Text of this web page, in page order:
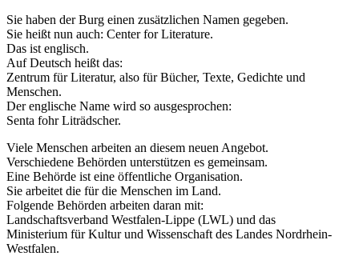
Sie haben der Burg einen zusätzlichen Namen gegeben.
Sie heißt nun auch: Center for Literature.
Das ist englisch.
Auf Deutsch heißt das:
Zentrum für Literatur, also für Bücher, Texte, Gedichte und
Menschen.
Der englische Name wird so ausgesprochen:
Senta fohr Liträdscher.
Viele Menschen arbeiten an diesem neuen Angebot.
Verschiedene Behörden unterstützen es gemeinsam.
Eine Behörde ist eine öffentliche Organisation.
Sie arbeitet die für die Menschen im Land.
Folgende Behörden arbeiten daran mit:
Landschaftsverband Westfalen-Lippe (LWL) und das
Ministerium für Kultur und Wissenschaft des Landes Nordrhein-
Westfalen.